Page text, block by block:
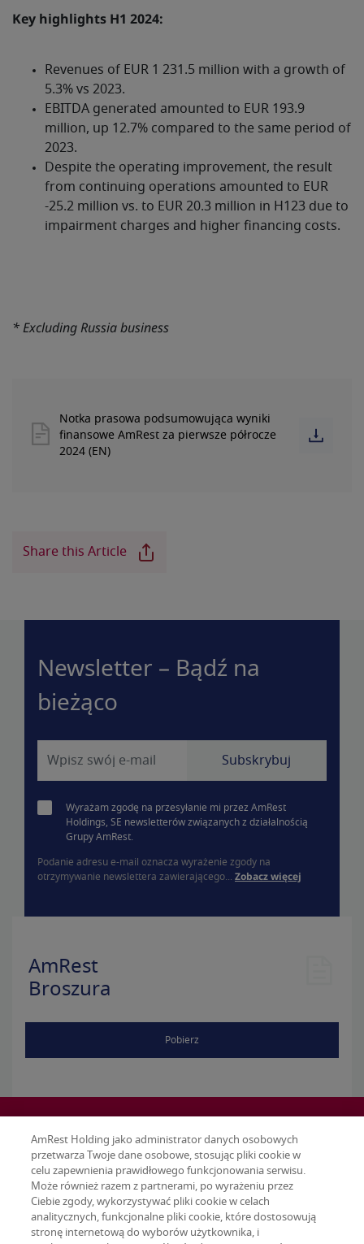
Key highlights H1 2024:
Revenues of EUR 1 231.5 million with a growth of
5.3% vs 2023.
EBITDA generated amounted to EUR 193.9
million, up 12.7% compared to the same period of
2023.
Despite the operating improvement, the result
from continuing operations amounted to EUR
-25.2 million vs. to EUR 20.3 million in H123 due to
impairment charges and higher financing costs.
* Excluding Russia business
Notka prasowa podsumowująca wyniki
finansowe AmRest za pierwsze półrocze
2024 (EN)
Share this Article
Newsletter – Bądź na
bieżąco
Wyrażam zgodę na przesyłanie mi przez AmRest
Holdings, SE newsletterów związanych z działalnością
Grupy AmRest.
Podanie adresu e-mail oznacza wyrażenie zgody na
otrzymywanie newslettera zawierającego... Zobacz więcej
AmRest
Broszura
Pobierz
AmRest Holding jako administrator danych osobowych
przetwarza Twoje dane osobowe, stosując pliki cookie w
celu zapewnienia prawidłowego funkcjonowania serwisu.
Może również razem z partnerami, po wyrażeniu przez
Ciebie zgody, wykorzystywać pliki cookie w celach
analitycznych, funkcjonalne pliki cookie, które dostosowują
stronę internetową do wyborów użytkownika, i